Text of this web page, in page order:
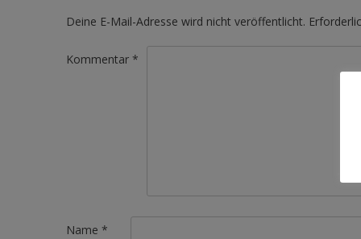
Deine E-Mail-Adresse wird nicht veröffentlicht.
Kommentar *
Name *